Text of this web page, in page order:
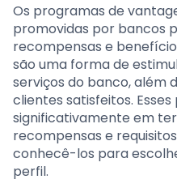
Os programas de
promovidas por bancos
recompensas e
são uma forma de
serviços do banco, além
clientes satisfeitos.
significativamente em
recompensas e
conhecê-los para
perfil.